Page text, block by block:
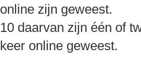
online zijn geweest.
10 daarvan zijn één of
keer online geweest.